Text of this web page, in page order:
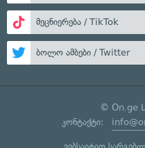
მეცნიერება / TikTok
ბოლო ამბები / Twitter
© On.ge
კონტაქტი: